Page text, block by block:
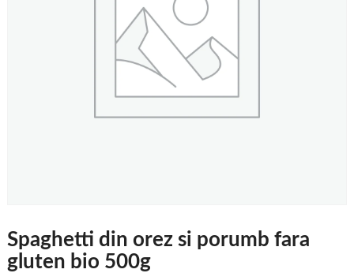
Spaghetti din orez si porumb fara
gluten bio 500g